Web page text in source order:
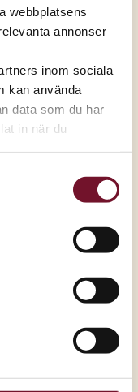
webbplatsens
annonser
inom sociala
kan använda
data som du har
in när du
nov
Wall-deckaren
15/11 kommer
ett par
granen till jul!